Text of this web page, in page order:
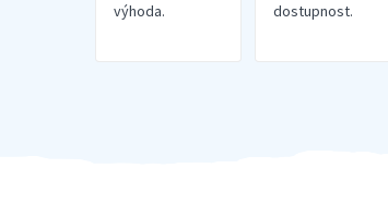
výhoda.
dostupnost.